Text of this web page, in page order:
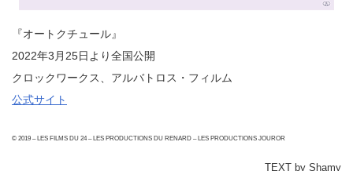
『オートクチュール』
2022年3月25日より全国公開
クロックワークス、アルバトロス・フィルム
公式サイト
© 2019 – LES FILMS DU 24 – LES PRODUCTIONS DU RENARD – LES PRODUCTIONS JOUROR
TEXT by Shamy